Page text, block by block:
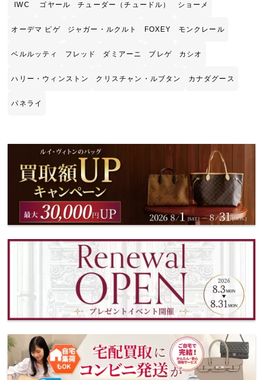
IWC ゴヤール チューダー（チュードル） ショーメ
オーデマ ピゲ ジャガー・ルクルト FOXEY モンクレール
ベルルッティ フレッド ダミアーニ ブレゲ カシオ
ハリー・ウィンストン クリスチャン・ルブタン カナダグース
パネライ